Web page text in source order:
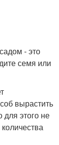
- это
семя или
вырастить
этого не